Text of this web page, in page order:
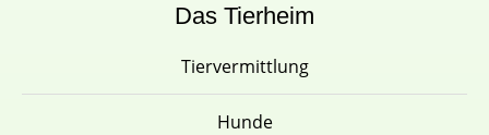
Das Tierheim
Tiervermittlung
Hunde